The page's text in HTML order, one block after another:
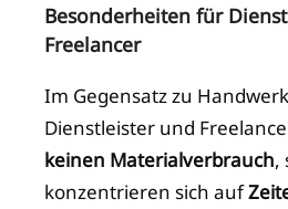
Besonderheiten für
Freelancer
Im Gegensatz zu
Dienstleister und
keinen Materialverbrauch,
konzentrieren sich auf